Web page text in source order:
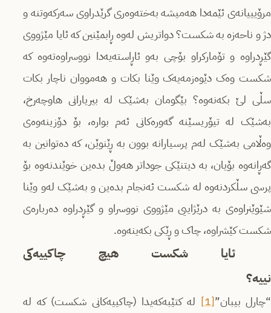
مرۆیییانەی ئێمەدا هەمیشە بەختەوەری گرێدراوی سەرکەوتنە و
دژ و ناحەزە بە شکست؟ دواتریش لەوە ڕابمێنین کە ئایا مێژووی
گێڕدراوە و تۆمارکراو بۆچی بەو ئاڕاستەیەدا نووسراوەتەوە کە
شکست وەک دێوەزمەیەک وێنا بکات و هەمووان ناچار بکات
سڵی لێ بکەنەوە؟ بێگومان بەشێک لە بیریارانی هاوچەرخ،
بەشێک لە تیۆریسێنە گەورەکانی ئەم بوارە، بۆ دۆزینەوەی
وەڵامی بەشێک لەم پرسیارانە بوون بە ڕێنوێن، کە دەتوانین بە
گەڕانەوە بۆیان، بە دیتنێکی جوداتر هەوڵ بدەین خوێندنەوە بۆ
پرسی سڵکردنەوە لە شکست ئەنجام بدەین و بەشێک لەو وێنا
شێوێنراوەی بە درێژاییی مێژووی نووسراو و گێڕدراوە دەربارەی
شکست کێشراوە، چاک و ڕێکی بکەینەوە.
ئایا شکست هیچ چاکییەکی
نییە؟
“چارل بیبان”[1]
لە کتێبەکەیدا (چاکییەکانی شکست) کە لە